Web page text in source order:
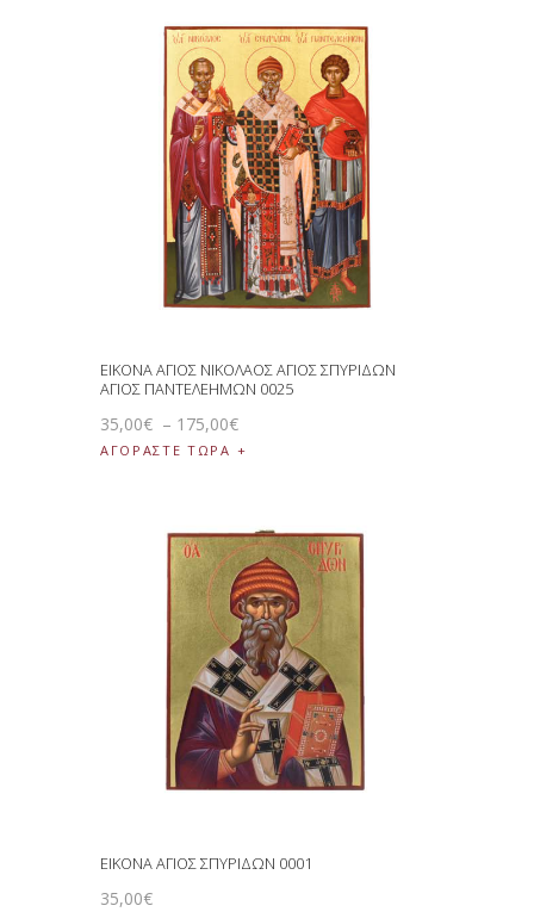
ΕΙΚΟΝΑ ΑΓΙΟΣ ΝΙΚΟΛΑΟΣ ΑΓΙΟΣ ΣΠΥΡΙΔΩΝ
ΑΓΙΟΣ ΠΑΝΤΕΛΕΗΜΩΝ 0025
35,00€ – 175,00€
ΑΓΟΡΑΣΤΕ ΤΩΡΑ
ΕΙΚΟΝΑ ΑΓΙΟΣ ΣΠΥΡΙΔΩΝ 0001
35,00€